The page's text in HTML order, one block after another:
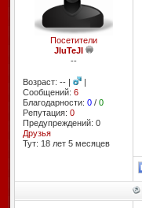
Посетители
JIuTeJI
--
Возраст: -- |
|
Сообщений: 6
Благодарности: 0/ 0
Репутация: 0
Предупреждений: 0
Друзья
Тут: 18 лет 5 месяцев